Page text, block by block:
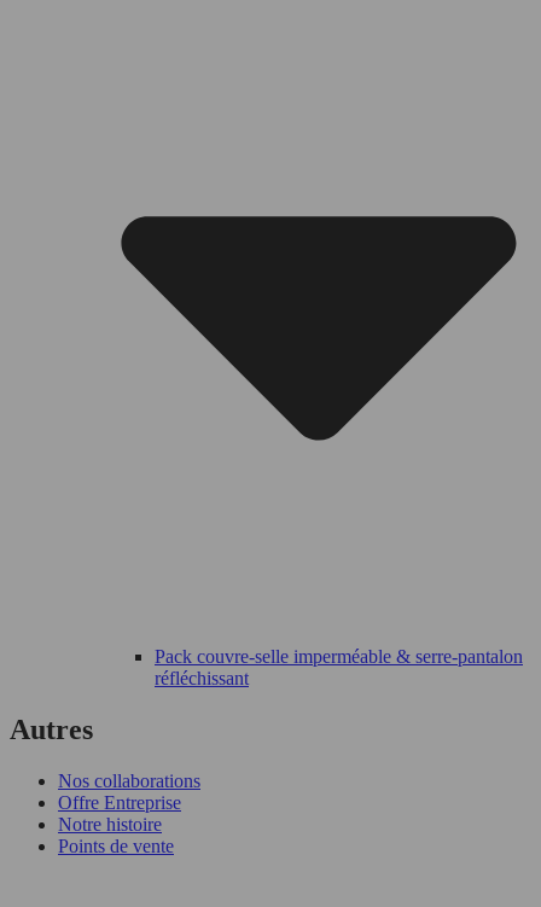
Pack couvre-selle imperméable & serre-pantalon
réfléchissant
Autres
Nos collaborations
Offre Entreprise
Notre histoire
Points de vente